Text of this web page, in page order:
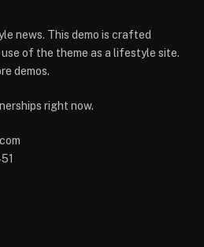
news. This demo is crafted
of the theme as a lifestyle site.
demos.
right now.